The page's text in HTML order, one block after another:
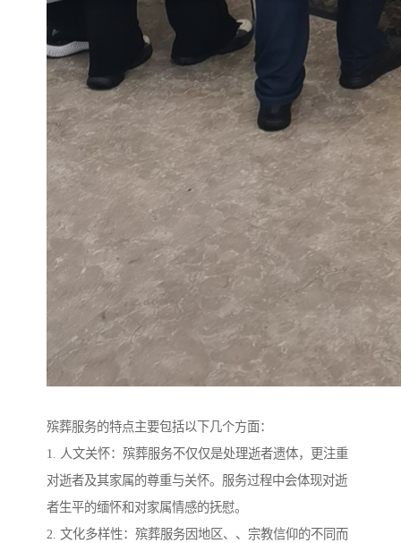
殡葬服务的特点主要包括以下几个方面：
1. 人文关怀：殡葬服务不仅仅是处理逝者遗体，更注重
对逝者及其家属的尊重与关怀。服务过程中会体现对逝
者生平的缅怀和对家属情感的抚慰。
2. 文化多样性：殡葬服务因地区、、宗教信仰的不同而